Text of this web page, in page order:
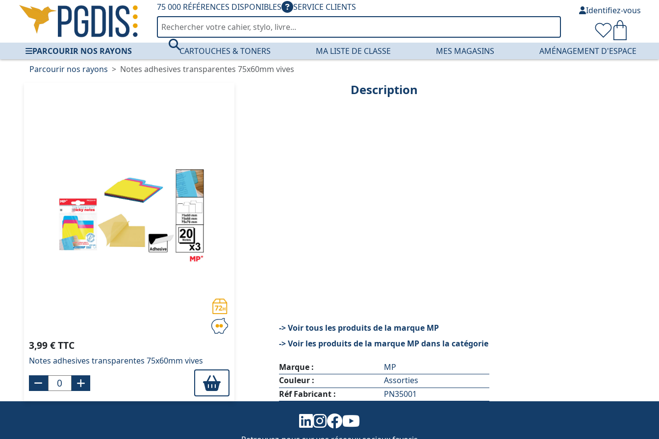
75 000 RÉFÉRENCES DISPONIBLES SERVICE CLIENTS
PARCOURIR NOS RAYONS CARTOUCHES & TONERS MA LISTE DE CLASSE MES MAGASINS AMÉNAGEMENT D'ESPACE
Identifiez-vous
Parcourir nos rayons Notes adhesives transparentes 75x60mm vives
3,99 € TTC
Notes adhesives transparentes 75x60mm vives
Description
-> Voir tous les produits de la marque MP
-> Voir les produits de la marque MP dans la catégorie
Marque :
MP
Couleur :
Assorties
Réf Fabricant :
PN35001